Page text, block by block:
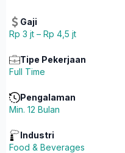
Gaji
Rp 3 jt – Rp 4,5 jt
Tipe Pekerjaan
Full Time
Pengalaman
Min. 12 Bulan
Industri
Food & Beverages